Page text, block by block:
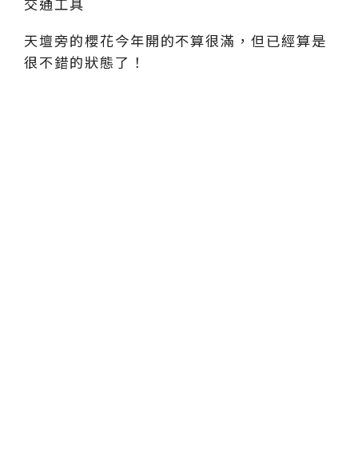
天壇旁的櫻花今年開的不算很滿，但已經算是
很不錯的狀態了！